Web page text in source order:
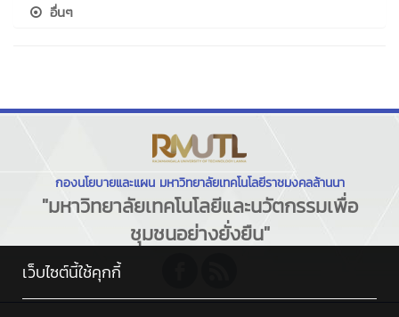
อื่นๆ
กองนโยบายและแผน มหาวิทยาลัยเทคโนโลยีราชมงคลล้านนา
"มหาวิทยาลัยเทคโนโลยีและนวัตกรรมเพื่อ
ชุมชนอย่างยั่งยืน"
เว็บไซต์นี้ใช้คุกกี้